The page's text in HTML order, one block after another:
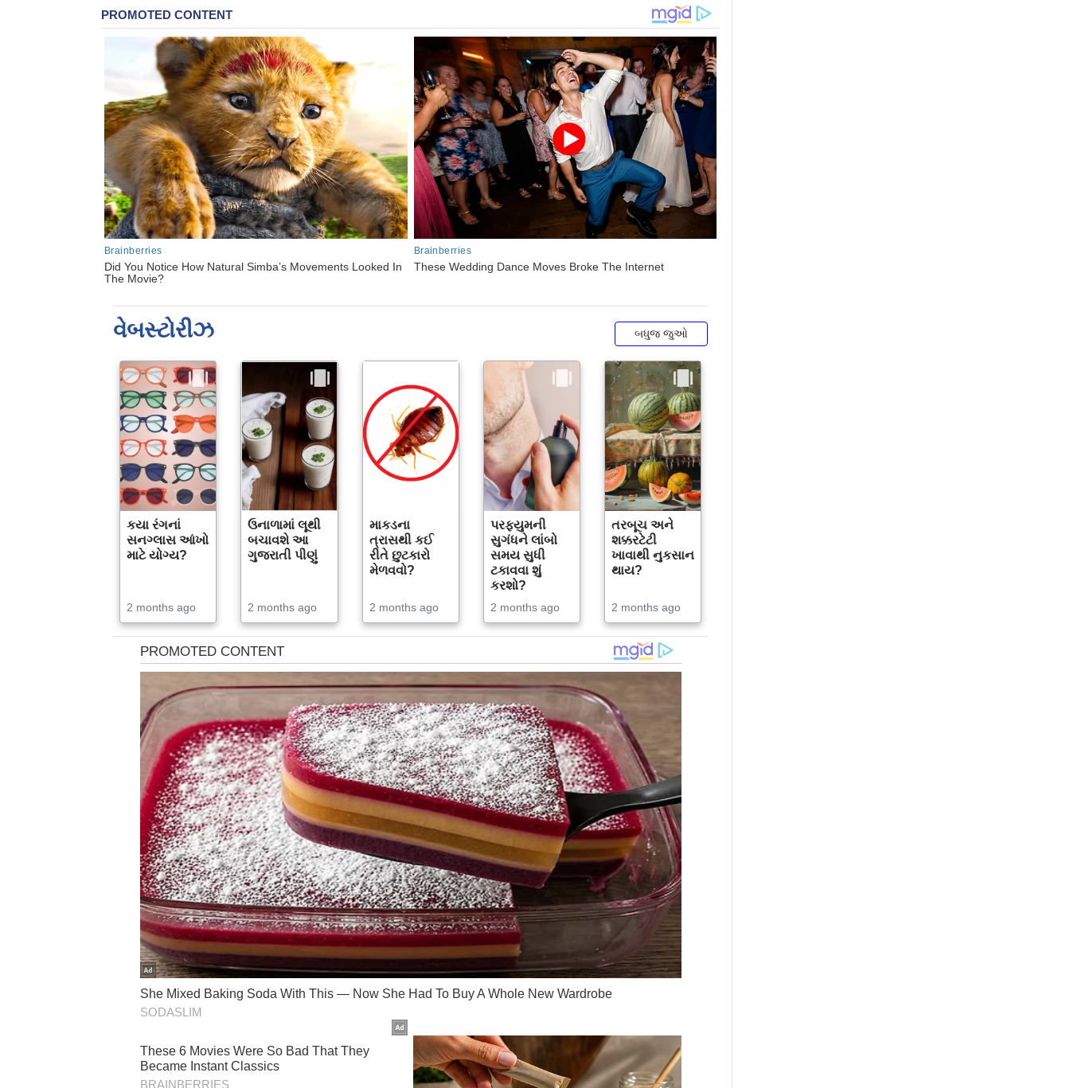
વેબસ્ટોરીઝ બધુજ જુઓ
કયા રંગનાં
સનગ્લાસ આંખો
માટે યોગ્ય?
2 months ago
ઉનાળામાં લૂથી
બચાવશે આ
ગુજરાતી પીણું
2 months ago
માકડના
ત્રાસથી કઈ
રીતે છુટકારો
મેળવવો?
2 months ago
પરફ્યુમની
સુગંધને લાંબો
સમય સુધી
ટકાવવા શું
કરશો?
2 months ago
તરબૂચ અને
શક્કરટેટી
ખાવાથી નુકસાન
થાય?
2 months ago